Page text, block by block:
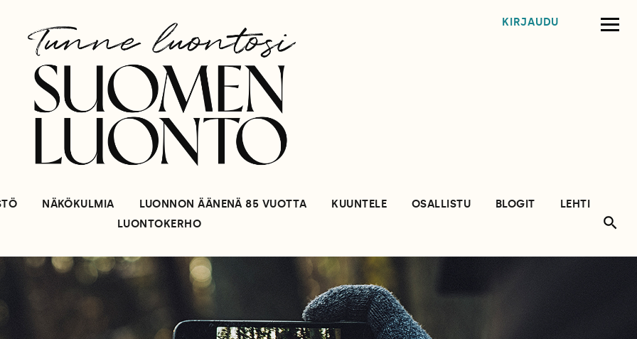
KIRJAUDU
NÄKÖKULMIA LUONNON ÄÄNENÄ 85 VUOTTA KUUNTELE OSALLISTU BLOGIT
LEHTI
LUONTOKERHO